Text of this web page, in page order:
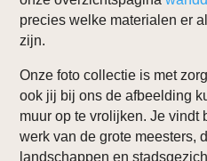
precies welke materialen er
zijn.
Onze foto collectie is met
ook jij bij ons de afbeelding
muur op te vrolijken. Je vindt
werk van de grote meesters,
landschappen en